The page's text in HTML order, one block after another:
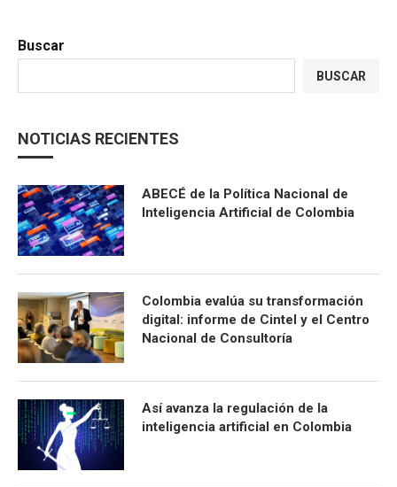
Buscar
BUSCAR
NOTICIAS RECIENTES
ABECÉ de la Política Nacional de
Inteligencia Artificial de Colombia
Colombia evalúa su transformación
digital: informe de Cintel y el Centro
Nacional de Consultoría
Así avanza la regulación de la
inteligencia artificial en Colombia